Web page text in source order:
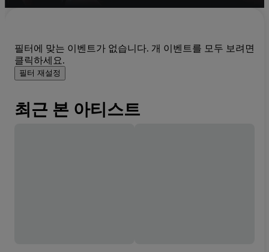
필터에 맞는 이벤트가 없습니다. 개 이벤트를 모두 보려면
클릭하세요.
필터 재설정
최근 본 아티스트